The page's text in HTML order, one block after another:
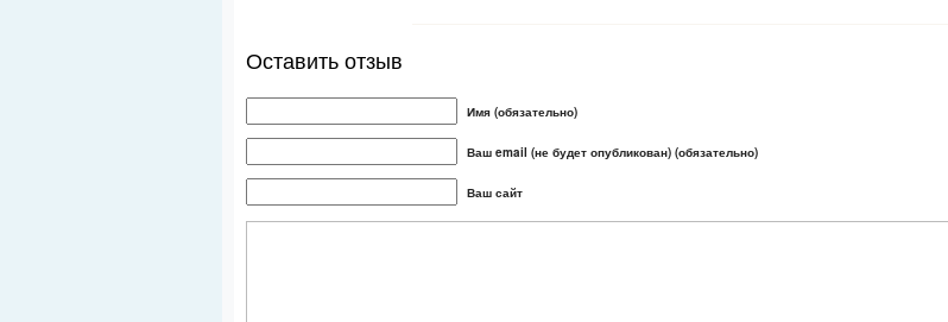
Оставить отзыв
Имя (обязательно)
Ваш email (не будет опубликован) (обязательно)
Ваш сайт